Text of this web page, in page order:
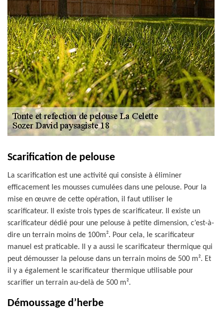
Scarification de pelouse
La scarification est une activité qui consiste à éliminer
efficacement les mousses cumulées dans une pelouse. Pour la
mise en œuvre de cette opération, il faut utiliser le
scarificateur. Il existe trois types de scarificateur. Il existe un
scarificateur dédié pour une pelouse à petite dimension, c’est-à-
dire un terrain moins de 100m². Pour cela, le scarificateur
manuel est praticable. Il y a aussi le scarificateur thermique qui
peut démousser la pelouse dans un terrain moins de 500 m². Et
il y a également le scarificateur thermique utilisable pour
scarifier un terrain au-delà de 500 m².
Démoussage d’herbe